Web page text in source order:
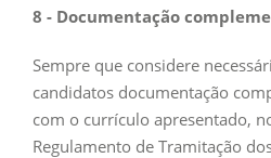
8 - Documentação
Sempre que considere
candidatos documentação
com o currículo apresentado,
Regulamento de Tramitação